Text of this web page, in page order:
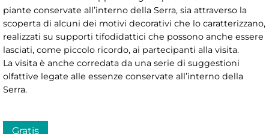
piante conservate all’interno della Serra, sia attraverso la
scoperta di alcuni dei motivi decorativi che lo caratterizzano,
realizzati su supporti tifodidattici che possono anche essere
lasciati, come piccolo ricordo, ai partecipanti alla visita.
La visita è anche corredata da una serie di suggestioni
olfattive legate alle essenze conservate all’interno della
Serra.
Gratis